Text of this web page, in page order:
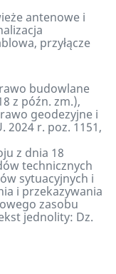
antenowe i
przyłącze
budowlane
z późn. zm.),
geodezyjne i
r. poz. 1151,
z dnia 18
technicznych
sytuacyjnych i
i przekazywania
zasobu
jednolity: Dz.